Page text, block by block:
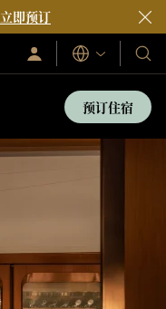
立即预订
登
录/
语
言
我
们
的
酒
预订住宿